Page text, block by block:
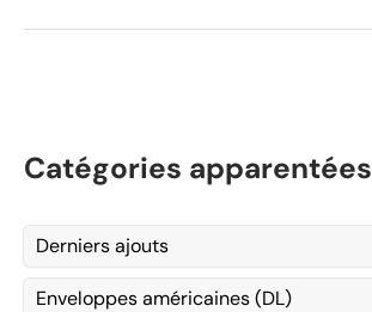
Catégories apparentées
Derniers ajouts
Enveloppes américaines (DL)